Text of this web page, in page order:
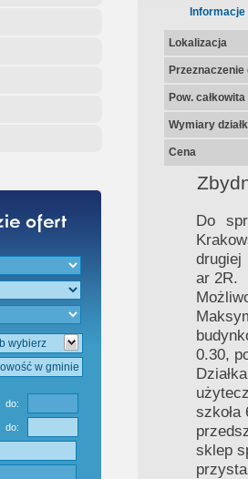
do:
do:
Informacje
Lokalizacja
Przeznaczenie
Pow.
Wymiary
Cena
Do
drugiej
ar 2R.
0.30,
szkoła
sklep